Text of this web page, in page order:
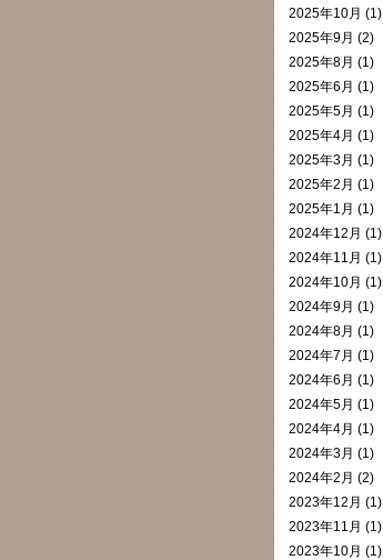
2025年10月 (1)
2025年9月 (2)
2025年8月 (1)
2025年6月 (1)
2025年5月 (1)
2025年4月 (1)
2025年3月 (1)
2025年2月 (1)
2025年1月 (1)
2024年12月 (1)
2024年11月 (1)
2024年10月 (1)
2024年9月 (1)
2024年8月 (1)
2024年7月 (1)
2024年6月 (1)
2024年5月 (1)
2024年4月 (1)
2024年3月 (1)
2024年2月 (2)
2023年12月 (1)
2023年11月 (1)
2023年10月 (1)